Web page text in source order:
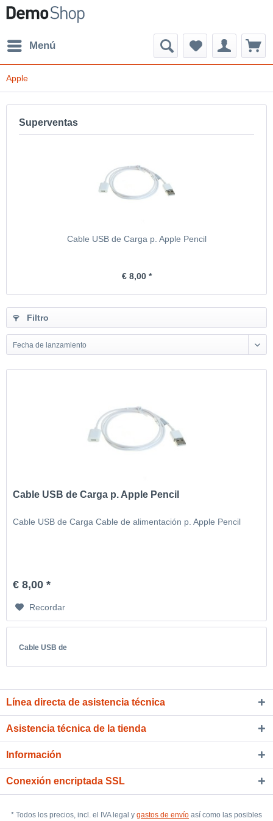
Menú
Apple
Superventas
Cable USB de Carga p. Apple Pencil
€ 8,00 *
Filtro
Fecha de lanzamiento
Cable USB de Carga p. Apple Pencil
Cable USB de Carga Cable de alimentación p. Apple Pencil
€ 8,00 *
Recordar
Cable USB de
Línea directa de asistencia técnica
Asistencia técnica de la tienda
Información
Conexión encriptada SSL
* Todos los precios, incl. el IVA legal y gastos de envío así como las posibles